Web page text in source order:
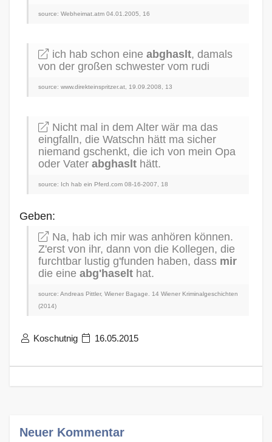
source: Webheimat.atm 04.01.2005, 16
ich hab schon eine abghaslt, damals
von der großen schwester vom rudi
source: www.direkteinspritzer.at, 19.09.2008, 13
Nicht mal in dem Alter wär ma das
eingfalln, die Watschn hätt ma sicher
niemand gschenkt, die ich von mein Opa
oder Vater abghaslt hätt.
source: Ich hab ein Pferd.com 08-16-2007, 18
Geben:
Na, hab ich mir was anhören können.
Z'erst von ihr, dann von die Kollegen, die
furchtbar lustig g'funden haben, dass mir
die eine abg'haselt hat.
source: Andreas Pittler, Wiener Bagage. 14 Wiener Kriminalgeschichten
(2014)
Koschutnig 16.05.2015
Neuer Kommentar